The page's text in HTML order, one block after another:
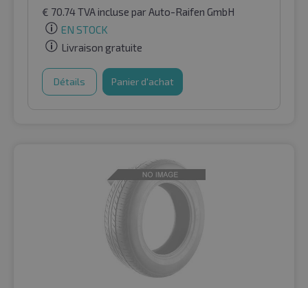
€ 70.74TVA incluse par Auto-Raifen GmbH
EN STOCK
Livraison gratuite
Détails Panier d'achat